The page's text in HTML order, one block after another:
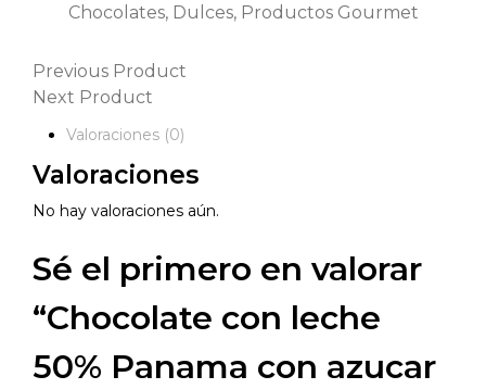
Chocolates, Dulces, Productos Gourmet
Previous Product
Next Product
Valoraciones (0)
Valoraciones
No hay valoraciones aún.
Sé el primero en valorar
“Chocolate con leche
50% Panama con azucar